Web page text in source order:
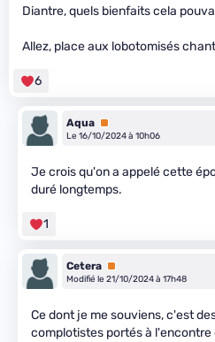
Diantre, quels bienfaits cela
Allez, place aux lobotomisés
6
Aqua Premium
Le 16/10/2024 à 10h06
Je crois qu'on a appelé cette
duré longtemps.
1
Cetera Premium
Modifié le 21/10/2024 à 17h48
Ce dont je me souviens, c'est
complotistes portés à